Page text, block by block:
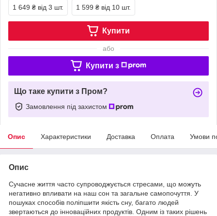
1 649 ₴ від 3 шт. 1 599 ₴ від 10 шт.
Купити
або
Купити з
Що таке купити з Пром?
Замовлення під захистом
Опис Характеристики Доставка Оплата Умови
Опис
Сучасне життя часто супроводжується стресами, що можуть
негативно впливати на наш сон та загальне самопочуття. У
пошуках способів поліпшити якість сну, багато людей
звертаються до інноваційних продуктів. Одним із таких рішень